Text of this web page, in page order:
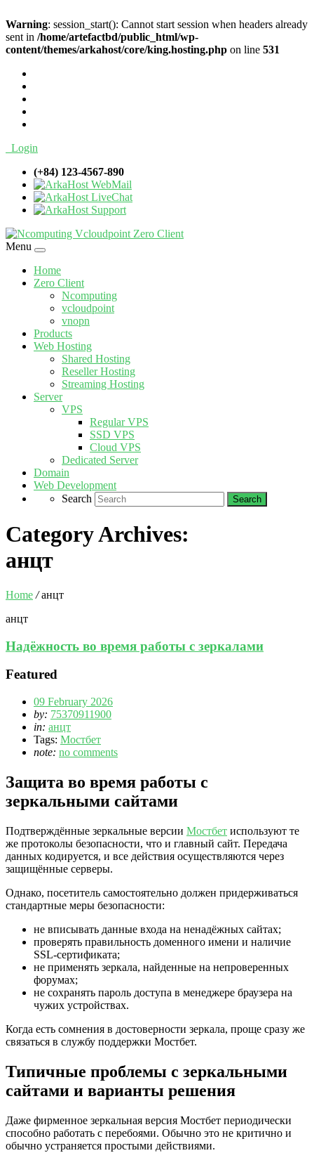
Warning: session_start(): Cannot start session when headers already
sent in /home/artefactbd/public_html/wp-
content/themes/arkahost/core/king.hosting.php on line 531
Login
(+84) 123-4567-890
WebMail
LiveChat
Support
Menu
Home
Zero Client
Ncomputing
vcloudpoint
vnopn
Products
Web Hosting
Shared Hosting
Reseller Hosting
Streaming Hosting
Server
VPS
Regular VPS
SSD VPS
Cloud VPS
Dedicated Server
Domain
Web Development
Search
Category Archives:
анцт
Home /анцт
анцт
Надёжность во время работы с зеркалами
Featured
09 February 2026
by: 75370911900
in: анцт
Tags: Мостбет
note: no comments
Защита во время работы с
зеркальными сайтами
Подтверждённые зеркальные версии Мостбет используют те
же протоколы безопасности, что и главный сайт. Передача
данных кодируется, и все действия осуществляются через
защищённые серверы.
Однако, посетитель самостоятельно должен придерживаться
стандартные меры безопасности:
не вписывать данные входа на ненадёжных сайтах;
проверять правильность доменного имени и наличие
SSL-сертификата;
не применять зеркала, найденные на непроверенных
форумах;
не сохранять пароль доступа в менеджере браузера на
чужих устройствах.
Когда есть сомнения в достоверности зеркала, проще сразу же
связаться в службу поддержки Мостбет.
Типичные проблемы с зеркальными
сайтами и варианты решения
Даже фирменное зеркальная версия Мостбет периодически
способно работать с перебоями. Обычно это не критично и
обычно устраняется простыми действиями.